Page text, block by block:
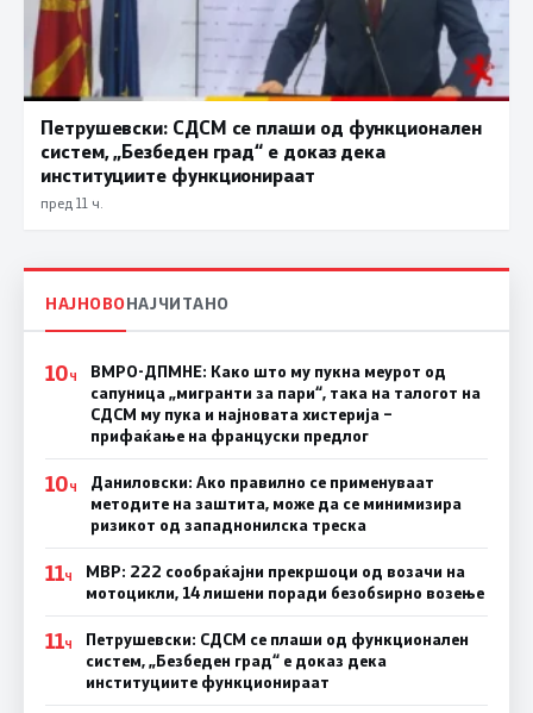
Петрушевски: СДСМ се плаши од функционален
систем, „Безбеден град“ е доказ дека
институциите функционираат
пред 11 ч.
НАЈНОВОНАЈЧИТАНО
10Ч
ВМРО-ДПМНЕ: Како што му пукна меурот од
сапуница „мигранти за пари“, така на талогот на
СДСМ му пука и најновата хистерија –
прифаќање на француски предлог
10Ч
Даниловски: Ако правилно се применуваат
методите на заштита, може да се минимизира
ризикот од западнонилска треска
11Ч
МВР: 222 сообраќајни прекршоци од возачи на
мотоцикли, 14 лишени поради безобѕирно возење
11Ч
Петрушевски: СДСМ се плаши од функционален
систем, „Безбеден град“ е доказ дека
институциите функционираат